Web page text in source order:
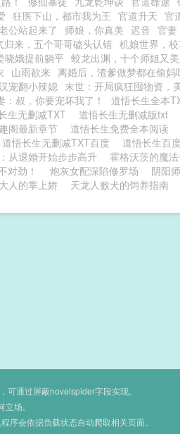
狂医下山，都市我为王 官道升天 官
公站起来了 师娘，你真美 迟音 官妻
归来，五个哥哥磕头认错 机娘世界，
晓娥提前躺平 蛟龙出渊，十个师姐又美
山雨欲来 离婚后，渣爹做梦都在偷妈
宠翻小辣媳 末世：开局疯狂囤物资，
：叔，你要宠坏我了！ 道悟长生全本
生无删减TXT 道悟长生无删减版txt
阁最新章节 道悟长生免费全本阅读
道悟长生无删减TXT百度 道悟长生百
从退婚开始步步高升 霍格沃茨的魔
对劲！ 炮灰女配深陷修罗场
阴阳
人的掌上娇 天龙人败犬的饲养指南
通过屏蔽novelspider字段实现。
场。
序会依据负载状态自动爬取相关页面。